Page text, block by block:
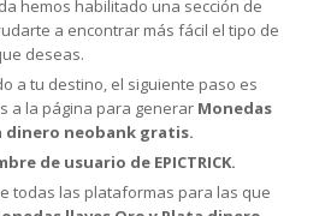
hemos habilitado una sección de
a encontrar más fácil el tipo de
deseas.
a tu destino, el siguiente paso es
a la página para generar Monedas
dinero neobank gratis.
de usuario de EPICTRICK.
todas las plataformas para las que